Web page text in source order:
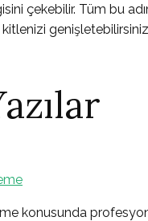
çekebilir. Tüm bu
konusunda